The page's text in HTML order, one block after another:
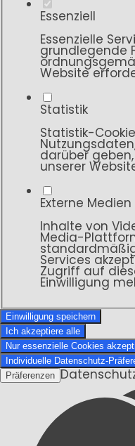
Essenziell
Essenzielle
grundlegende
Website
Statistik
Statistik-
darüber
unserer
Externe Medien
Inhalte von
Media-
Services
Zugriff auf
Einwilligung
Einwilligung speichern
Ich akzeptiere alle
Nur essenzielle Cookies
Individuelle Datenschutz-
Präferenzen